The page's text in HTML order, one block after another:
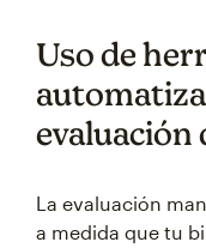
Uso de
evaluación
La evaluación
a medida que tu